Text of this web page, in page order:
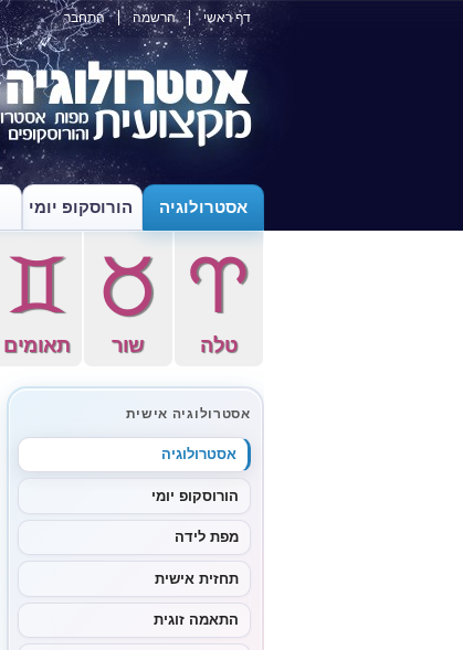
דף ראשי הרשמה התחבר
אסטרולוגיה הורוסקופ יומי
a
טלה
s
שור
d
תאומים
אסטרולוגיה אישית
אסטרולוגיה
הורוסקופ יומי
מפת לידה
תחזית אישית
התאמה זוגית